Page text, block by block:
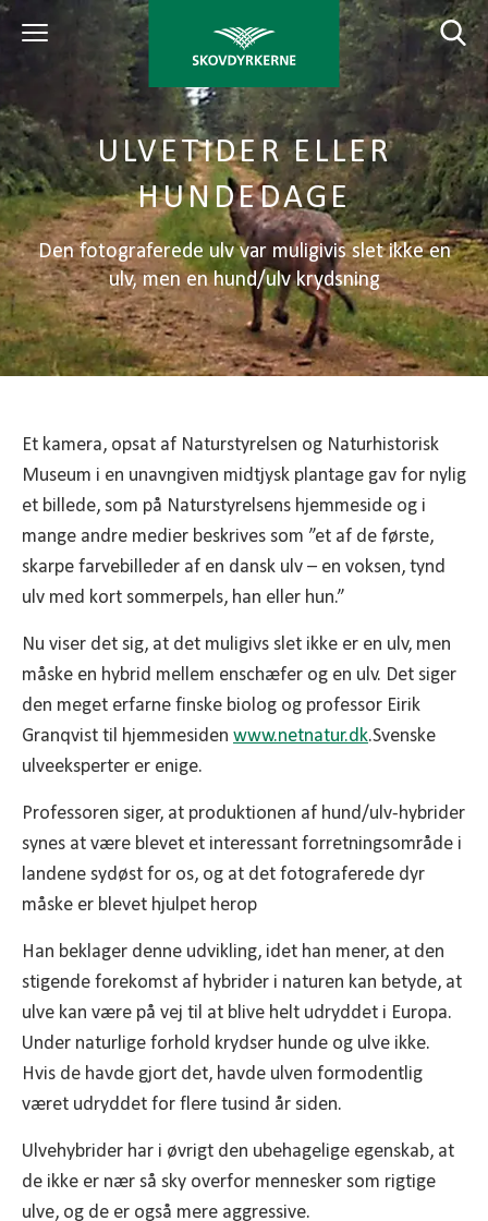
ULVETIDER ELLER
HUNDEDAGE
Den fotograferede ulv var muligivis slet ikke en
ulv, men en hund/ulv krydsning
Et kamera, opsat af Naturstyrelsen og Naturhistorisk
Museum i en unavngiven midtjysk plantage gav for nylig
et billede, som på Naturstyrelsens hjemmeside og i
mange andre medier beskrives som ”et af de første,
skarpe farvebilleder af en dansk ulv – en voksen, tynd
ulv med kort sommerpels, han eller hun.”
Nu viser det sig, at det muligivs slet ikke er en ulv, men
måske en hybrid mellem enschæfer og en ulv. Det siger
den meget erfarne finske biolog og professor Eirik
Granqvist til hjemmesiden www.netnatur.dk.Svenske
ulveeksperter er enige.
Professoren siger, at produktionen af hund/ulv-hybrider
synes at være blevet et interessant forretningsområde i
landene sydøst for os, og at det fotograferede dyr
måske er blevet hjulpet herop
Han beklager denne udvikling, idet han mener, at den
stigende forekomst af hybrider i naturen kan betyde, at
ulve kan være på vej til at blive helt udryddet i Europa.
Under naturlige forhold krydser hunde og ulve ikke.
Hvis de havde gjort det, havde ulven formodentlig
været udryddet for flere tusind år siden.
Ulvehybrider har i øvrigt den ubehagelige egenskab, at
de ikke er nær så sky overfor mennesker som rigtige
ulve, og de er også mere aggressive.